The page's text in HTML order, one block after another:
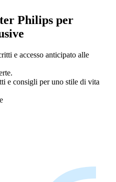
Philips per
e accesso anticipato alle
e consigli per uno stile di vita